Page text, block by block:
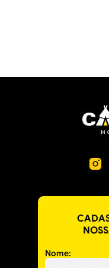
Nome: